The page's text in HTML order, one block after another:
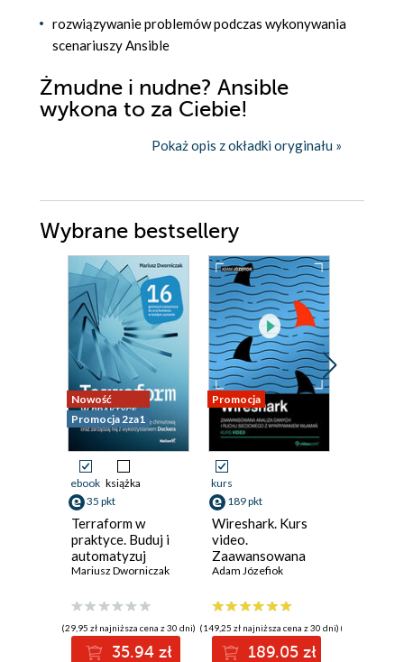
rozwiązywanie problemów podczas wykonywania
scenariuszy Ansible
Żmudne i nudne? Ansible
wykona to za Ciebie!
Pokaż opis z okładki oryginału »
Wybrane bestsellery
Nowość
Promocja 2za1
ebook książka
35 pkt
Terraform w
praktyce. Buduj i
automatyzuj
infrastrukturę
zarządzaj nią z
wykorzystaniem
Dockera
Mariusz Dworniczak
(29,95 zł najniższa cena z 30 dni)
35.94 zł
Promocja
kurs
189 pkt
Wireshark. Kurs
video.
Zaawansowana
analiza danych i
wykrywaniem
włamań
Adam Józefiok
(149,25 zł najniższa cena z 30 dni)
189.05 zł
(126,75 zł